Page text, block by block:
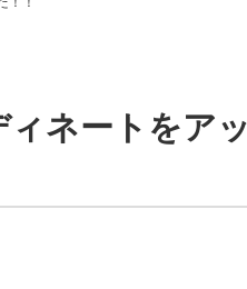
ネートをア